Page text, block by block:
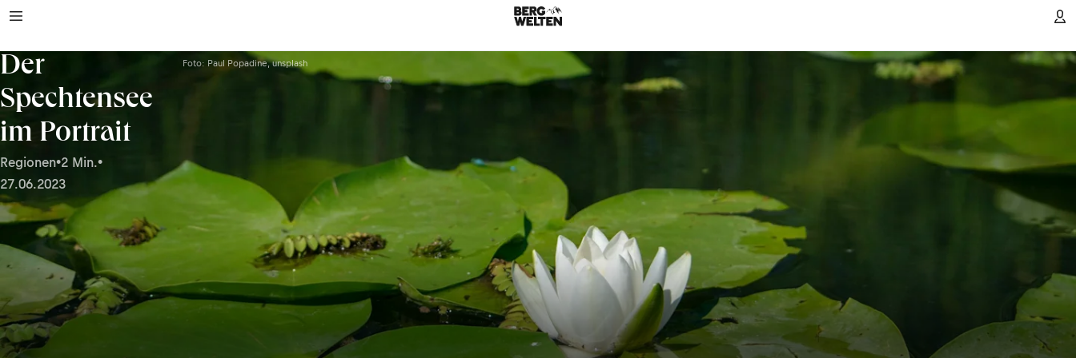
Der
Spechtensee
im Portrait
Regionen•2 Min.•
27.06.2023
Foto: Paul Popadine, unsplash